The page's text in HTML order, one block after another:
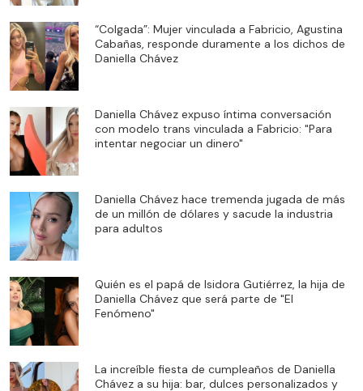
“Colgada”: Mujer vinculada a Fabricio, Agustina
Cabañas, responde duramente a los dichos de
Daniella Chávez
Daniella Chávez expuso íntima conversación
con modelo trans vinculada a Fabricio: "Para
intentar negociar un dinero"
Daniella Chávez hace tremenda jugada de más
de un millón de dólares y sacude la industria
para adultos
Quién es el papá de Isidora Gutiérrez, la hija de
Daniella Chávez que será parte de "El
Fenómeno"
La increíble fiesta de cumpleaños de Daniella
Chávez a su hija: bar, dulces personalizados y